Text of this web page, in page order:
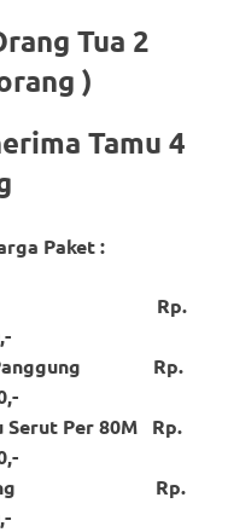
Tua 2
)
Tamu 4
Paket :
Rp.
+ Panggung Rp.
Serut Per 80M Rp.
Perorang Rp.